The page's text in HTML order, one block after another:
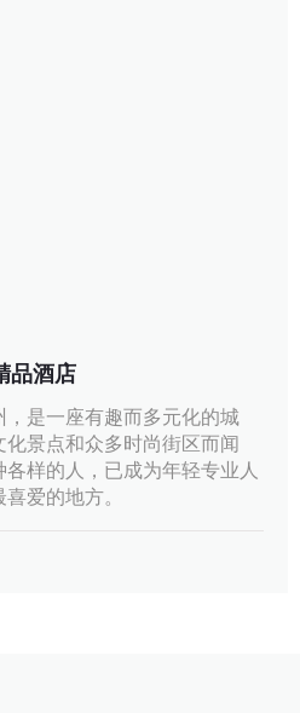
品酒店
是一座有趣而多元化的城
景点和众多时尚街区而闻
样的人，已成为年轻专业人
爱的地方。